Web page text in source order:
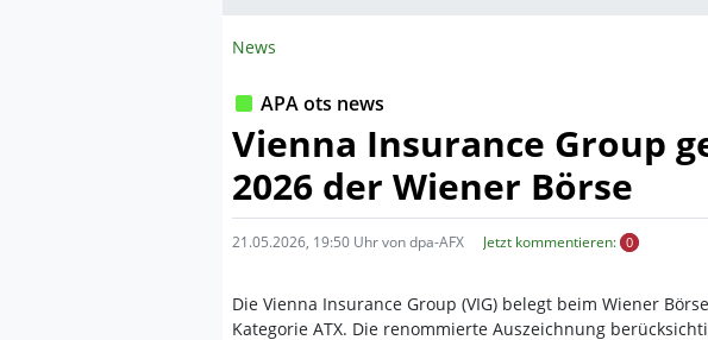
News
APA ots news
Vienna Insurance Group
2026 der Wiener Börse
21.05.2026, 19:50 Uhr von dpa-AFX Jetzt kommentieren: 0
Die Vienna Insurance Group (VIG) belegt beim Wiener
Kategorie ATX. Die renommierte Auszeichnung